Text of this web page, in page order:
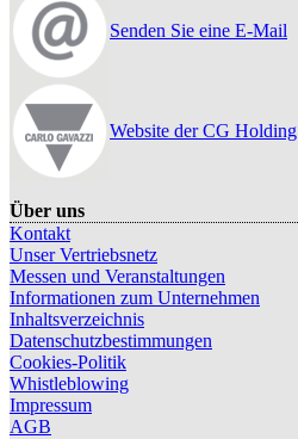
Senden Sie eine E-Mail
Website der CG Holding
Über uns
Kontakt
Unser Vertriebsnetz
Messen und Veranstaltungen
Informationen zum Unternehmen
Inhaltsverzeichnis
Datenschutzbestimmungen
Cookies-Politik
Whistleblowing
Impressum
AGB